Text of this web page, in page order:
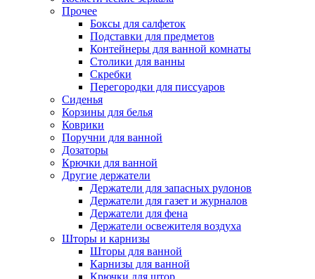
Прочее
Боксы для салфеток
Подставки для предметов
Контейнеры для ванной комнаты
Столики для ванны
Скребки
Перегородки для писсуаров
Сиденья
Корзины для белья
Коврики
Поручни для ванной
Дозаторы
Крючки для ванной
Другие держатели
Держатели для запасных рулонов
Держатели для газет и журналов
Держатели для фена
Держатели освежителя воздуха
Шторы и карнизы
Шторы для ванной
Карнизы для ванной
Крючки для штор